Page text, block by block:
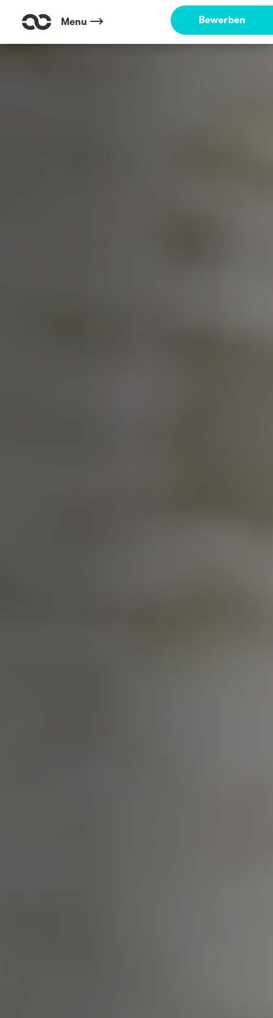
Menu Bewerben